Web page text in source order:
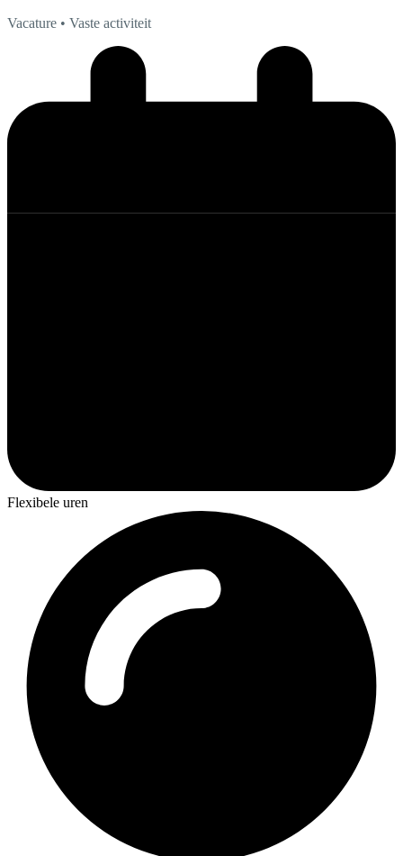
Vacature • Vaste activiteit
Flexibele uren